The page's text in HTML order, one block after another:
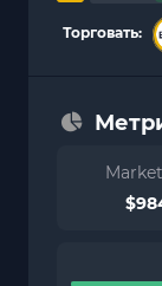
Торговать: